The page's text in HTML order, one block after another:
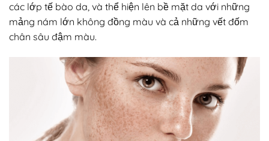
các lớp tế bào da, và thể hiện lên bề mặt da với những
mảng nám lớn không đồng màu và cả những vết đốm
chân sâu đậm màu.